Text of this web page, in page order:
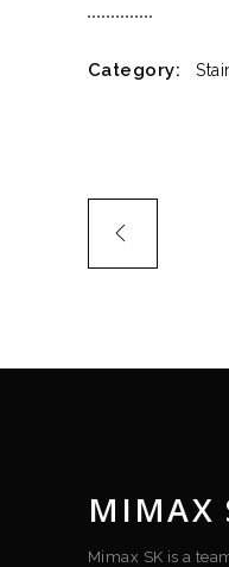
Category:
MIMAX
Mimax SK is a